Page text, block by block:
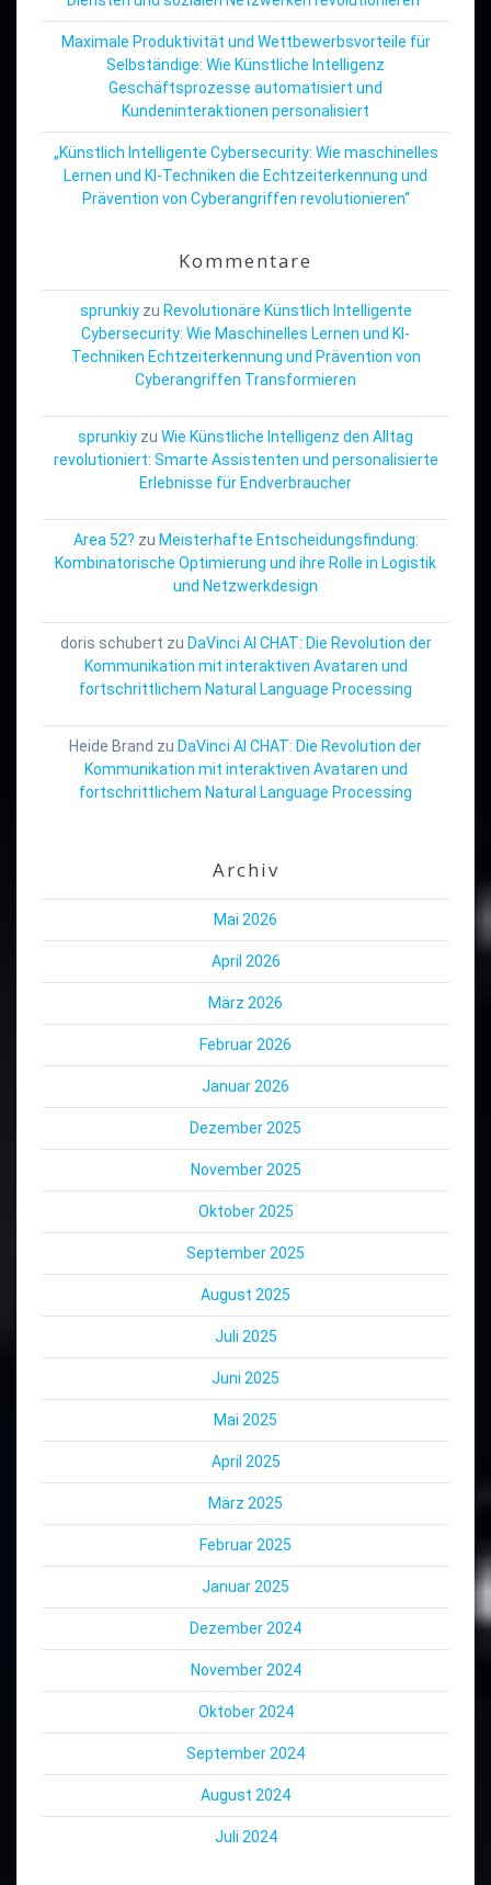
Maximale Produktivität und Wettbewerbsvorteile für
Selbständige: Wie Künstliche Intelligenz
Geschäftsprozesse automatisiert und
Kundeninteraktionen personalisiert
„Künstlich Intelligente Cybersecurity: Wie maschinelles
Lernen und KI-Techniken die Echtzeiterkennung und
Prävention von Cyberangriffen revolutionieren“
Kommentare
sprunkiyzu Revolutionäre Künstlich Intelligente
Cybersecurity: Wie Maschinelles Lernen und KI-
Techniken Echtzeiterkennung und Prävention von
Cyberangriffen Transformieren
sprunkiy zu Wie Künstliche Intelligenz den Alltag
revolutioniert: Smarte Assistenten und personalisierte
Erlebnisse für Endverbraucher
Area 52? zu Meisterhafte Entscheidungsfindung:
Kombinatorische Optimierung und ihre Rolle in Logistik
und Netzwerkdesign
doris schubert zu DaVinci AI CHAT: Die Revolution der
Kommunikation mit interaktiven Avataren und
fortschrittlichem Natural Language Processing
Heide Brand zu DaVinci AI CHAT: Die Revolution der
Kommunikation mit interaktiven Avataren und
fortschrittlichem Natural Language Processing
Archiv
Mai 2026
April 2026
März 2026
Februar 2026
Januar 2026
Dezember 2025
November 2025
Oktober 2025
September 2025
August 2025
Juli 2025
Juni 2025
Mai 2025
April 2025
März 2025
Februar 2025
Januar 2025
Dezember 2024
November 2024
Oktober 2024
September 2024
August 2024
Juli 2024